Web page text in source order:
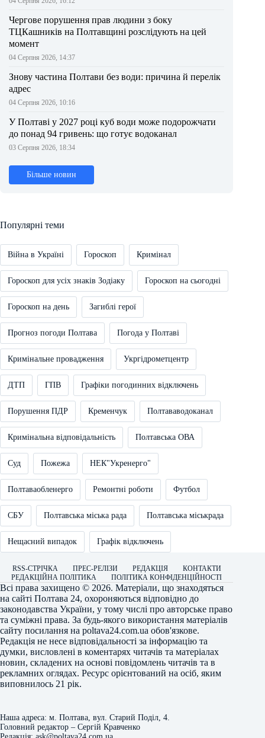
Чергове порушення прав людини з боку
ТЦКашників на Полтавщині розслідують на цей
момент
04 Серпня 2026, 14:37
Знову частина Полтави без води: причина й перелік
адрес
04 Серпня 2026, 10:16
У Полтаві у 2027 році куб води може подорожчати
до понад 94 гривень: що готує водоканал
03 Серпня 2026, 18:34
Більше новин
Популярні теми
Війна в Україні Гороскоп Кримінал
Гороскоп для усіх знаків Зодіаку Гороскоп на сьогодні
Гороскоп на день Загиблі герої
Прогноз погоди Полтава Погода у Полтаві
Кримінальне провадження Укргідрометцентр
ДТП ГПВ Графіки погодинних відключень
Порушення ПДР Кременчук Полтававодоканал
Кримінальна відповідальність Полтавська ОВА
Суд Пожежа НЕК"Укренерго"
Полтаваобленерго Ремонтні роботи Футбол
СБУ Полтавська міська рада Полтавська міськрада
Нещасний випадок Графік відключень
RSS-СТРІЧКА ПРЕС-РЕЛІЗИ РЕДАКЦІЯ
КОНТАКТИ
РЕДАКЦІЙНА ПОЛІТИКА
ПОЛІТИКА КОНФІДЕНЦІЙНОСТІ
Всі права захищено © 2026. Матеріали, що знаходяться
на сайті Полтава 24, охороняються відповідно до
законодавства України, у тому числі про авторське право
та суміжні права. За будь-якого використання матеріалів
сайту посилання на poltava24.com.ua обов'язкове.
Редакція не несе відповідальності за інформацію та
думки, висловлені в коментарях читачів та матеріалах
новин, складених на основі повідомлень читачів та в
рекламних оглядах. Ресурс орієнтований на осіб, яким
виповнилось 21 рік.
Наша адреса: м. Полтава, вул. Старий Поділ, 4.
Головний редактор – Сергій Кравченко